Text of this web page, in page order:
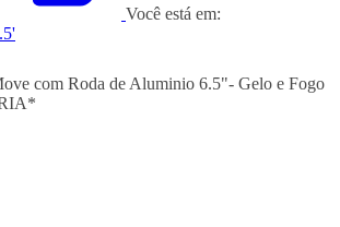
Você está em:
com Roda de Aluminio 6.5"- Gelo e Fogo